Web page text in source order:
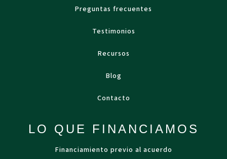
Preguntas frecuentes
Testimonios
Recursos
Blog
Contacto
LO QUE FINANCIAMOS
Financiamiento previo al acuerdo